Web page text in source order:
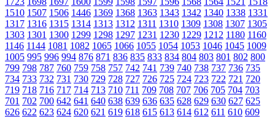
1510 1507 1506 1446 1369 1368 1363 1343 1342 1340 1338 1331
1317 1316 1315 1314 1313 1312 1311 1310 1309 1308 1307 1305
1303 1301 1300 1299 1298 1297 1231 1230 1229 1212 1180 1160
1146 1144 1081 1082 1065 1066 1055 1054 1053 1046 1045 1009
1005 995 996 994 876 871 836 835 833 834 804 803 801 802 800
799 798 787 760 759 758 757 742 741 739 740 738 737 736 735
734 733 732 731 730 729 728 727 726 725 724 723 722 721 720
719 718 716 717 714 713 710 711 709 708 707 706 705 704 703
701 702 700 642 641 640 638 639 636 635 628 629 630 627 625
626 622 623 624 620 621 619 618 615 613 614 612 611 610 609